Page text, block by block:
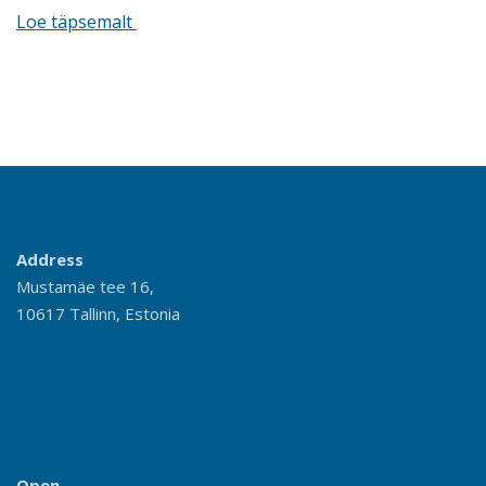
Loe täpsemalt
Address
Mustamäe tee 16,
10617 Tallinn, Estonia